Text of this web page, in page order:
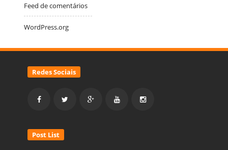
Feed de comentários
WordPress.org
Redes Sociais
Post List